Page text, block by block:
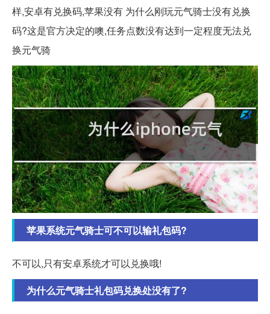
样,安卓有兑换码,苹果没有 为什么刚玩元气骑士没有兑换
码?这是官方决定的噢,任务点数没有达到一定程度无法兑
换元气骑
苹果系统元气骑士可不可以输礼包码?
不可以,只有安卓系统才可以兑换哦!
为什么元气骑士礼包码兑换处没有了?